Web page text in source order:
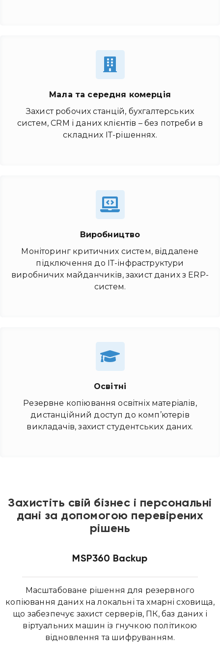
Мала та середня комерція
Захист робочих станцій, бухгалтерських
систем, CRM і даних клієнтів – без потреби в
складних ІТ-рішеннях.
Виробництво
Моніторинг критичних систем, віддалене
підключення до ІТ-інфраструктури
виробничих майданчиків, захист даних з ERP-
систем.
Освітні
Резервне копіювання освітніх матеріалів,
дистанційний доступ до комп’ютерів
викладачів, захист студентських даних.
Захистіть свій бізнес і персональні
дані за допомогою перевірених
рішень
MSP360 Backup
Масштабоване рішення для резервного
копіювання даних на локальні та хмарні сховища,
що забезпечує захист серверів, ПК, баз даних і
віртуальних машин із гнучкою політикою
відновлення та шифруванням.
Привіт 👋, чим тобі допомогти?
Надіслати повідомлення